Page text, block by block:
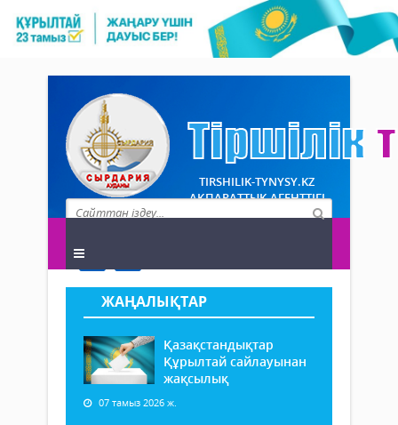
TIRSHILIK-TYNYSY.KZ
АҚПАРАТТЫҚ АГЕНТТІГІ
ЖАҢАЛЫҚТАР
Қазақстандықтар
Құрылтай сайлауынан
жақсылық
07 тамыз 2026 ж.